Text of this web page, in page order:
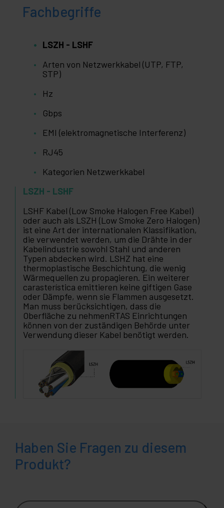
Fachbegriffe
LSZH - LSHF
Arten von Netzwerkkabel (UTP, FTP,
STP)
Hz
Gbps
EMI (elektromagnetische Interferenz)
RJ45
Kategorien Netzwerkkabel
LSZH - LSHF
LSHF Kabel (Low Smoke Halogen Free Kabel)
oder auch als LSZH (Low Smoke Zero Halogen)
ist eine Art der internationalen Klassifikation,
die verwendet werden, um die Drähte in der
Kabelindustrie sowohl Stahl und anderen
Typen abdecken wird. LSHZ hat eine
thermoplastische Beschichtung, die wenig
Wärmequellen zu propagieren. Ein weiterer
carasterística emittieren keine giftigen Gase
oder Dämpfe, wenn sie Flammen ausgesetzt.
Man muss berücksichtigen, dass die
Oberfläche zu nehmenRTAS Einrichtungen
können von der zuständigen Behörde unter
Verwendung dieser Kabel benötigt werden.
Haben Sie Fragen zu diesem
Produkt?